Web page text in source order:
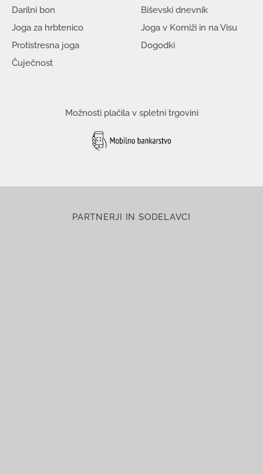
Darilni bon
Joga za hrbtenico
Protistresna joga
Čuječnost
Biševski dnevnik
Joga v Komiži in na Visu
Dogodki
Možnosti plačila v spletni trgovini
PARTNERJI IN SODELAVCI